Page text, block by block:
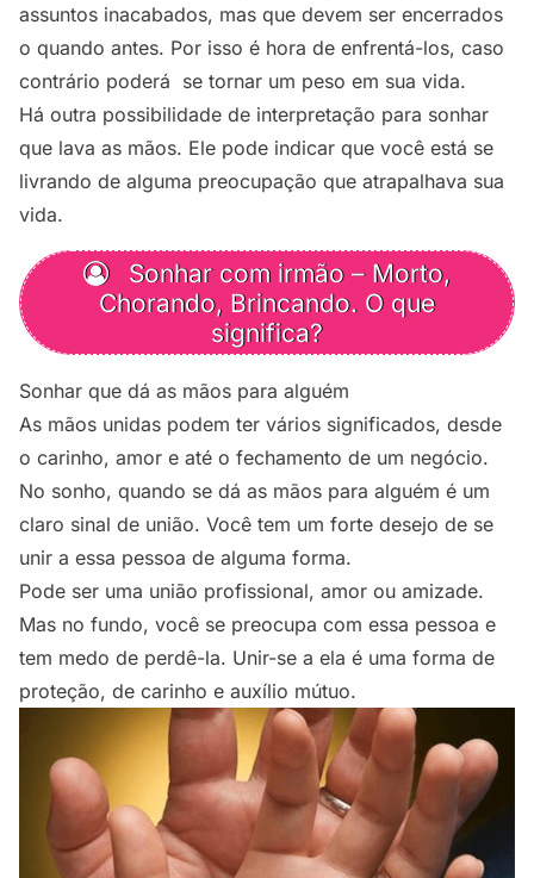
assuntos inacabados, mas que devem ser encerrados
o quando antes. Por isso é hora de enfrentá-los, caso
contrário poderá se tornar um peso em sua vida.
Há outra possibilidade de interpretação para sonhar
que lava as mãos. Ele pode indicar que você está se
livrando de alguma preocupação que atrapalhava sua
vida.
Sonhar com irmão – Morto,
Chorando, Brincando. O que
significa?
Sonhar que dá as mãos para alguém
As mãos unidas podem ter vários significados, desde
o carinho, amor e até o fechamento de um negócio.
No sonho, quando se dá as mãos para alguém é um
claro sinal de união. Você tem um forte desejo de se
unir a essa pessoa de alguma forma.
Pode ser uma união profissional, amor ou amizade.
Mas no fundo, você se preocupa com essa pessoa e
tem medo de perdê-la. Unir-se a ela é uma forma de
proteção, de carinho e auxílio mútuo.